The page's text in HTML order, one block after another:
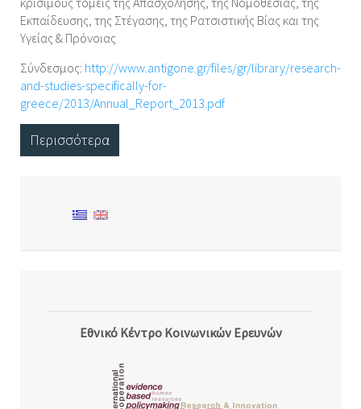
Εκπαίδευσης, της Στέγασης, της Ρατσιστικής Βίας και της
Υγείας & Πρόνοιας
Σύνδεσμος: http://www.antigone.gr/files/gr/library/research-
and-studies-specifically-for-
greece/2013/Annual_Report_2013.pdf
Περισσότερα
Εθνικό Κέντρο Κοινωνικών Ερευνών